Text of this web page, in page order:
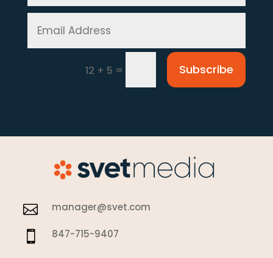
12 + 5 = Subscribe
 manager@svet.com
 847-715-9407